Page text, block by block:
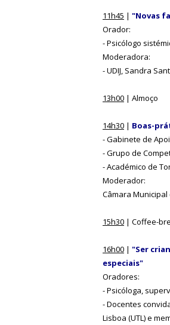
11h45 | "Novas
Orador:
- Psicólogo
Moderadora:
- UDIJ, Sandra
13h00 | Almoço
14h30 | Boas-
- Gabinete de
- Grupo de
- Académico de
Moderador:
Câmara
15h30 | Coffee-
16h00 | "Ser
especiais"
Oradores:
- Psicóloga,
- Docentes
Lisboa (UTL) e